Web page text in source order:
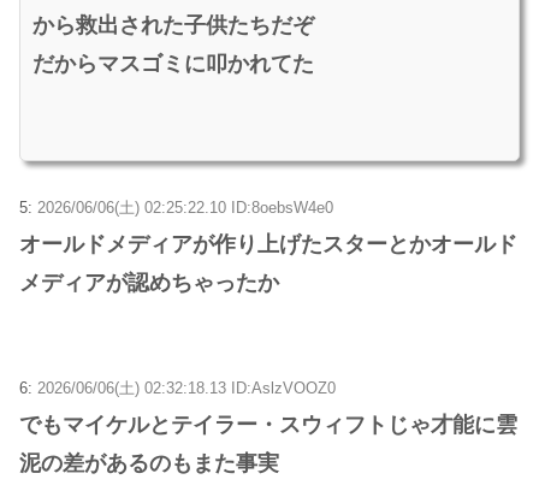
から救出された子供たちだぞ
だからマスゴミに叩かれてた
5: 2026/06/06(土) 02:25:22.10 ID:8oebsW4e0
オールドメディアが作り上げたスターとかオールド
メディアが認めちゃったか
6: 2026/06/06(土) 02:32:18.13 ID:AslzVOOZ0
でもマイケルとテイラー・スウィフトじゃ才能に雲
泥の差があるのもまた事実